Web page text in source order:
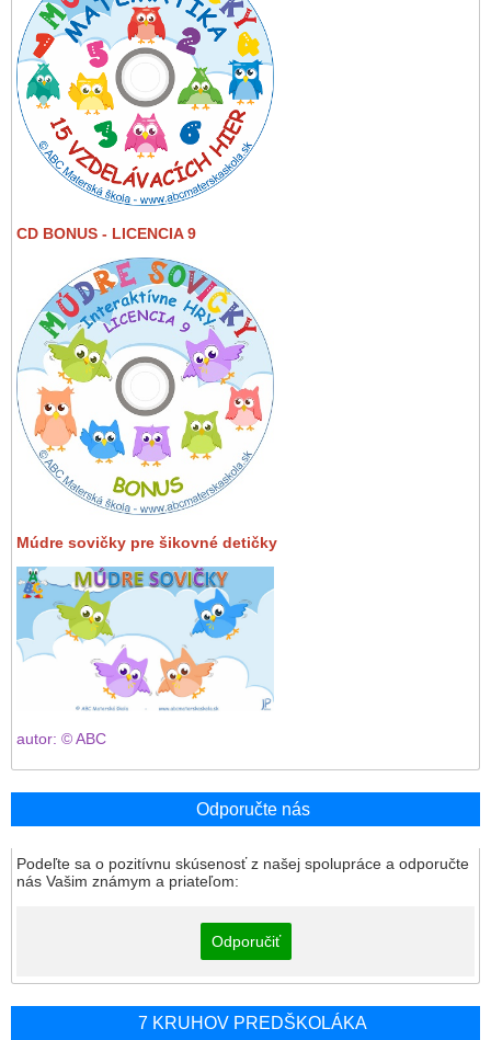
CD BONUS - LICENCIA 9
Múdre sovičky pre šikovné detičky
autor: © ABC
Odporučte nás
Podeľte sa o pozitívnu skúsenosť z našej spolupráce a odporučte
nás Vašim známym a priateľom:
Odporučiť
7 KRUHOV PREDŠKOLÁKA